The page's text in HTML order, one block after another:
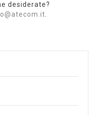
desiderate?